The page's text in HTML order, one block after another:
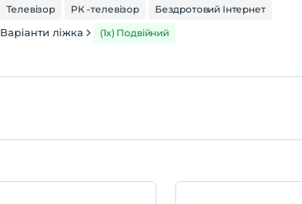
Телевізор РК -телевізор Бездротовий Інтернет
Варіанти ліжка (1x) Подвійний